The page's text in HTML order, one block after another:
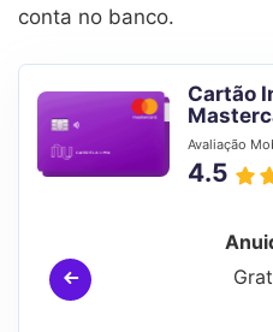
conta no banco.
Cartão
Avaliação
4.5